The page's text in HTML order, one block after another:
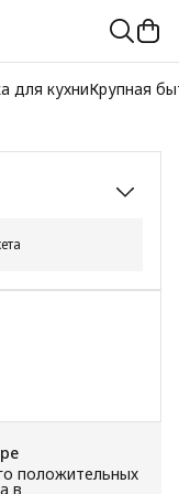
для кухниКрупная
37
положительных
в